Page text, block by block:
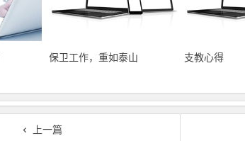
保卫工作，重如泰山 支教心得
上一篇